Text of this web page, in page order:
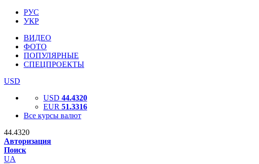
РУС
УКР
ВИДЕО
ФОТО
ПОПУЛЯРНЫЕ
СПЕЦПРОЕКТЫ
USD
USD 44.4320
EUR 51.3316
Все курсы валют
44.4320
Авторизация
Поиск
UA